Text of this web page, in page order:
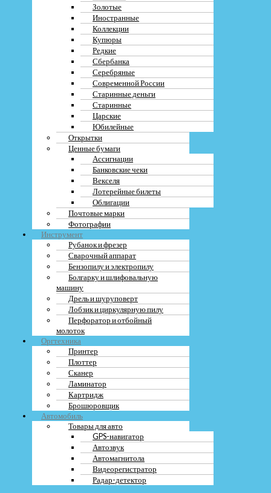
Золотые
Иностранные
Коллекции
Купюры
Редкие
Сбербанка
Серебряные
Современной России
Старинные деньги
Старинные
Царские
Юбилейные
Открытки
Ценные бумаги
Ассигнации
Банковские чеки
Векселя
Лотерейные билеты
Облигации
Почтовые марки
Фотографии
Инструмент
Рубанок и фрезер
Сварочный аппарат
Бензопилу и электропилу
Болгарку и шлифовальную
машину
Дрель и шуруповерт
Лобзик и циркулярную пилу
Перфоратор и отбойный
молоток
Оргтехника
Принтер
Плоттер
Сканер
Ламинатор
Картридж
Брошюровщик
Автомобиль
Товары для авто
GPS-навигатор
Автозвук
Автомагнитола
Видеорегистратор
Радар-детектор